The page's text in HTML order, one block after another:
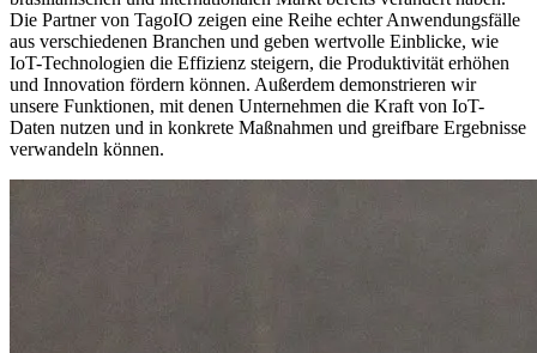
Die Partner von TagoIO zeigen eine Reihe echter Anwendungsfälle
aus verschiedenen Branchen und geben wertvolle Einblicke, wie
IoT-Technologien die Effizienz steigern, die Produktivität erhöhen
und Innovation fördern können. Außerdem demonstrieren wir
unsere Funktionen, mit denen Unternehmen die Kraft von IoT-
Daten nutzen und in konkrete Maßnahmen und greifbare Ergebnisse
verwandeln können.